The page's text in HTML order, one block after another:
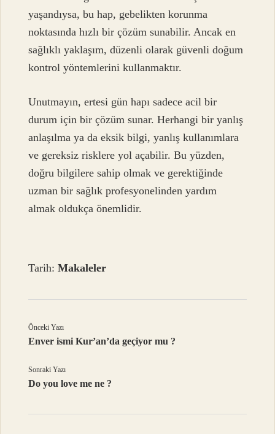
yaşandıysa, bu hap, gebelikten korunma
noktasında hızlı bir çözüm sunabilir. Ancak en
sağlıklı yaklaşım, düzenli olarak güvenli doğum
kontrol yöntemlerini kullanmaktır.
Unutmayın, ertesi gün hapı sadece acil bir
durum için bir çözüm sunar. Herhangi bir yanlış
anlaşılma ya da eksik bilgi, yanlış kullanımlara
ve gereksiz risklere yol açabilir. Bu yüzden,
doğru bilgilere sahip olmak ve gerektiğinde
uzman bir sağlık profesyonelinden yardım
almak oldukça önemlidir.
Tarih:Makaleler
Önceki Yazı
Enver ismi Kur’an’da geçiyor mu ?
Sonraki Yazı
Do you love me ne ?